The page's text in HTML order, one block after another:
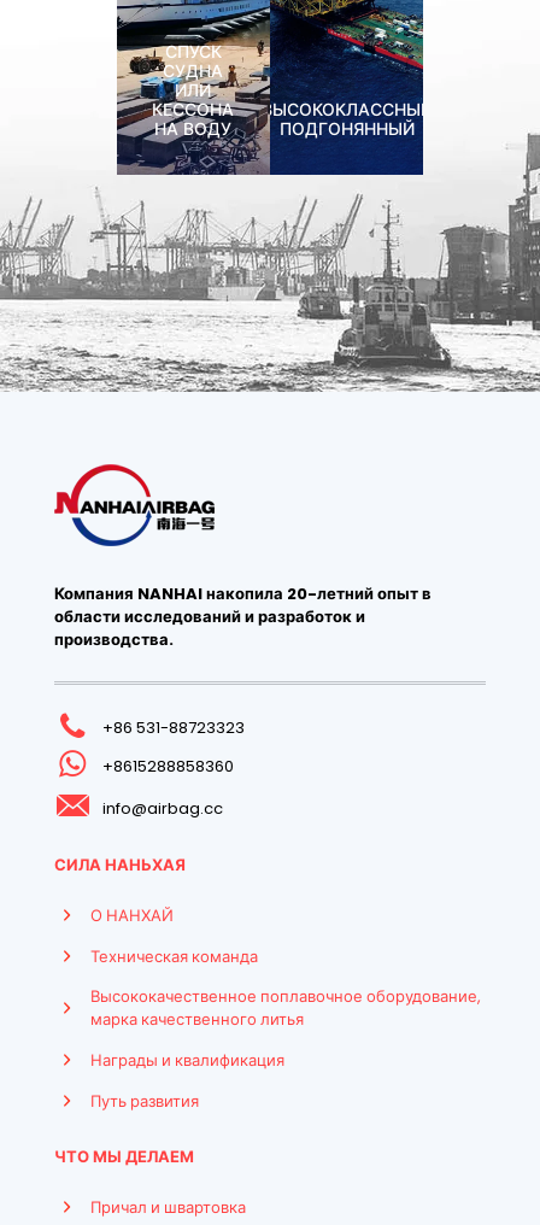
СПУСК
СУДНА
ИЛИ
КЕССОНА
НА ВОДУ
ВЫСОКОКЛАССНЫЙ
ПОДГОНЯННЫЙ
Компания NANHAI накопила 20-летний опыт в
области исследований и разработок и
производства.
+86 531-88723323
+8615288858360
info@airbag.cc
СИЛА НАНЬХАЯ
О НАНХАЙ
Техническая команда
Высококачественное поплавочное оборудование,
марка качественного литья
Награды и квалификация
Путь развития
ЧТО МЫ ДЕЛАЕМ
Причал и швартовка